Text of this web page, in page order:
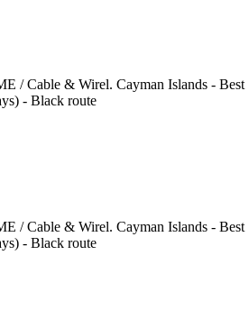
/ Cable & Wirel. Cayman Islands - Best
- Black route
/ Cable & Wirel. Cayman Islands - Best
- Black route